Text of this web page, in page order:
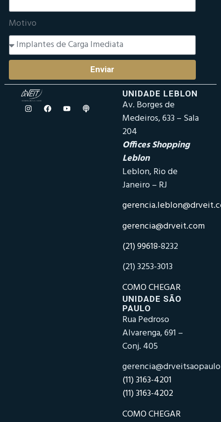
Motivo
Enviar
UNIDADE LEBLON
Av. Borges de
Medeiros, 633 – Sala
204
Offices Shopping
Leblon
Leblon, Rio de
Janeiro – RJ
gerencia@drveit.com
(21) 99618-8232
(21) 3253-3013
COMO CHEGAR
UNIDADE SÃO
PAULO
Rua Pedroso
Alvarenga, 691 –
Conj. 405
(11) 3163-4201
(11) 3163-4202
COMO CHEGAR